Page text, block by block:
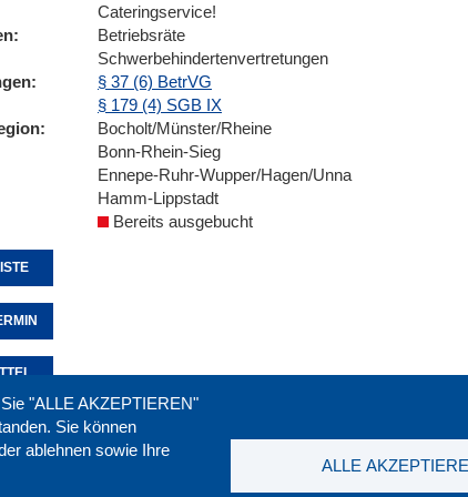
Cateringservice!
Betriebsräte
Schwerbehindertenvertretungen
§ 37 (6) BetrVG
§ 179 (4) SGB IX
Bocholt/Münster/Rheine
Bonn-Rhein-Sieg
Ennepe-Ruhr-Wupper/Hagen/Unna
Hamm-Lippstadt
Bereits ausgebucht
"ALLE AKZEPTIEREN"
Sie können
ablehnen sowie Ihre
ALLE
empfehlen: drucken: